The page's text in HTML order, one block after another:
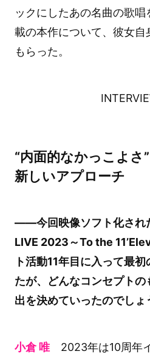
ックにしたあの名曲の歌
載の本作について、彼女自
もらった。
“内面的なかっこよさ
新しいアプローチ
――今回映像ソフト化され
LIVE 2023～To the
ト活動11年目に入って最
たが、どんなコンセプト
出を決めていったのでしょ
小倉 唯2023年は10周年